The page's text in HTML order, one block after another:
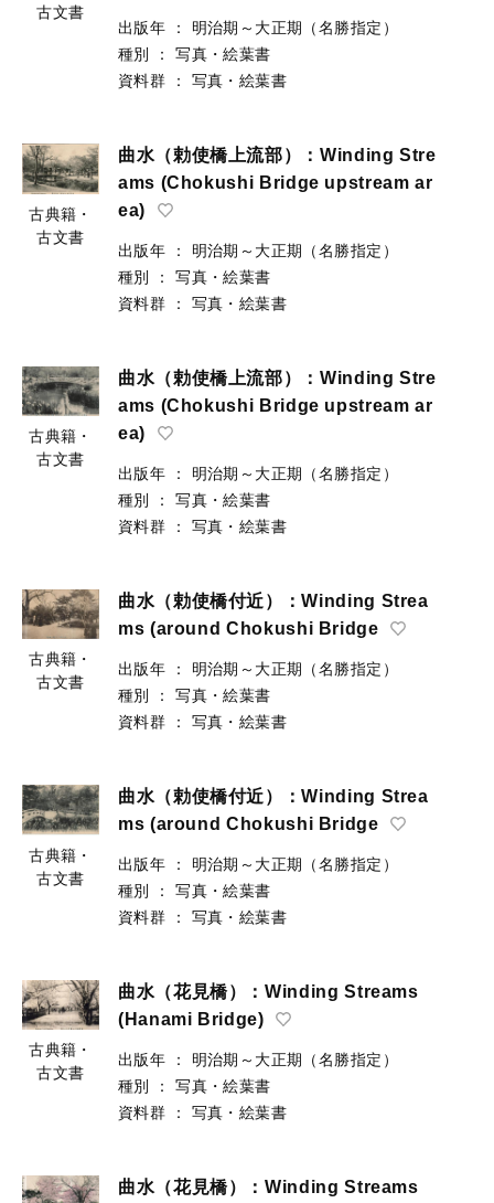
古文書
出版年 ：
明治期～大正期（名勝指定）
種別
：
写真・絵葉書
資料群
： 写真・絵葉書
古典籍・
古文書
曲水（勅使橋上流部）：Winding Stre
ams (Chokushi Bridge upstream ar
ea)
出版年 ：
明治期～大正期（名勝指定）
種別
：
写真・絵葉書
資料群
： 写真・絵葉書
古典籍・
古文書
曲水（勅使橋上流部）：Winding Stre
ams (Chokushi Bridge upstream ar
ea)
出版年 ：
明治期～大正期（名勝指定）
種別
：
写真・絵葉書
資料群
： 写真・絵葉書
古典籍・
古文書
曲水（勅使橋付近）：Winding Strea
ms (around Chokushi Bridge
出版年 ：
明治期～大正期（名勝指定）
種別
：
写真・絵葉書
資料群
： 写真・絵葉書
古典籍・
古文書
曲水（勅使橋付近）：Winding Strea
ms (around Chokushi Bridge
出版年 ：
明治期～大正期（名勝指定）
種別
：
写真・絵葉書
資料群
： 写真・絵葉書
古典籍・
古文書
曲水（花見橋）：Winding Streams
(Hanami Bridge)
出版年 ：
明治期～大正期（名勝指定）
種別
：
写真・絵葉書
資料群
： 写真・絵葉書
曲水（花見橋）：Winding Streams